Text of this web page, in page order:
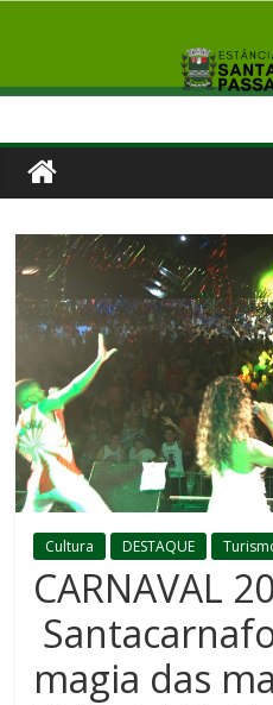
Cultura DESTAQUE
CARNAVAL
magia das